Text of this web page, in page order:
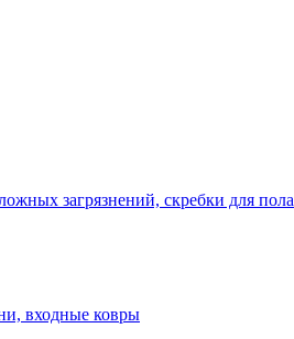
загрязнений, скребки для пола
входные ковры